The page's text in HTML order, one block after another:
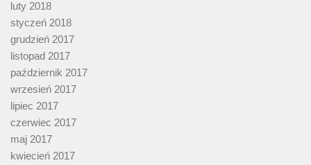
luty 2018
styczeń 2018
grudzień 2017
listopad 2017
październik 2017
wrzesień 2017
lipiec 2017
czerwiec 2017
maj 2017
kwiecień 2017